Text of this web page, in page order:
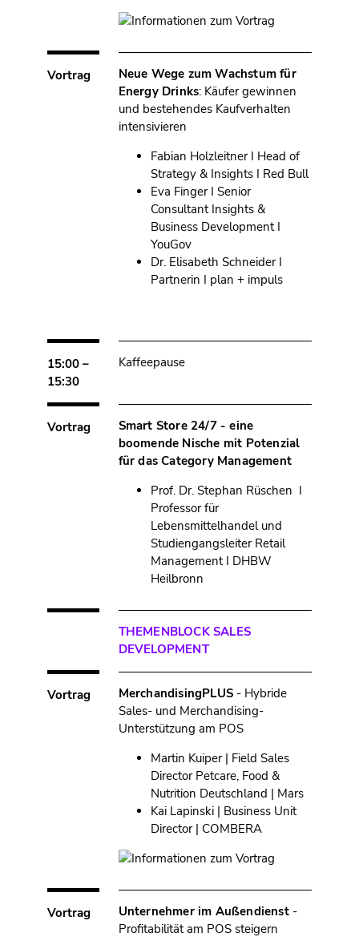
Vortrag
Neue Wege zum Wachstum für
Energy Drinks: Käufer gewinnen
und bestehendes Kaufverhalten
intensivieren
Fabian Holzleitner I Head of
Strategy & Insights I Red Bull
Eva Finger I Senior
Consultant Insights &
Business Development I
YouGov
Dr. Elisabeth Schneider I
Partnerin I plan + impuls
15:00 –
15:30
Kaffeepause
Vortrag
Smart Store 24/7 - eine
boomende Nische mit Potenzial
für das Category Management
Prof. Dr. Stephan Rüschen I
Professor für
Lebensmittelhandel und
Studiengangsleiter Retail
Management I DHBW
Heilbronn
THEMENBLOCK SALES
DEVELOPMENT
Vortrag MerchandisingPLUS - Hybride
Sales- und Merchandising-
Unterstützung am POS
Martin Kuiper | Field Sales
Director Petcare, Food &
Nutrition Deutschland | Mars
Kai Lapinski | Business Unit
Director | COMBERA
Vortrag Unternehmer im Außendienst-
Profitabilität am POS steigern